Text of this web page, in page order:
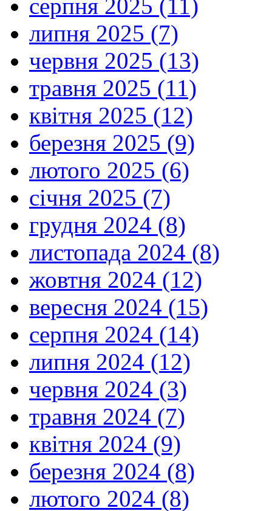
серпня 2025 (11)
липня 2025 (7)
червня 2025 (13)
травня 2025 (11)
квітня 2025 (12)
березня 2025 (9)
лютого 2025 (6)
січня 2025 (7)
грудня 2024 (8)
листопада 2024 (8)
жовтня 2024 (12)
вересня 2024 (15)
серпня 2024 (14)
липня 2024 (12)
червня 2024 (3)
травня 2024 (7)
квітня 2024 (9)
березня 2024 (8)
лютого 2024 (8)